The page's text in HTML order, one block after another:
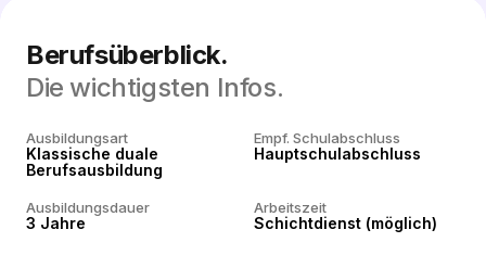
Berufsüberblick.
Die wichtigsten Infos.
Ausbildungsart
Klassische duale
Berufsausbildung
Empf. Schulabschluss
Hauptschulabschluss
Ausbildungsdauer
3 Jahre
Arbeitszeit
Schichtdienst (möglich)